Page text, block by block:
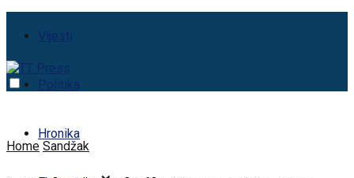
Vijesti
Politika
Hronika
Home Sandžak